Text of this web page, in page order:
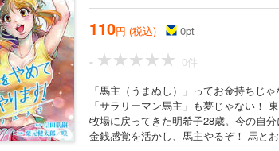
110円 (税込) 0pt
-
0件
「馬主（うまぬし）」ってお金持ちじ
「サラリーマン馬主」も夢じゃない！
牧場に戻ってきた明希子28歳。今の自
金銭感覚を活かし、馬主やるぞ！ 馬と
会社をやめて馬主やります！ ― アキコノユメ
110円 (税込)
「馬主（うまぬし）」ってお金持ちじゃなくてもなれる
ない！ 東京の会社を辞めて、競走馬を生産する実家の牧
か…。会社員時代のスキルと金銭感覚を活かし、馬主や
会社をやめて馬主やります！ ― アキコノユメ